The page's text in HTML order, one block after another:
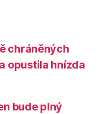
chráněných
opustila hnízda
bude plný